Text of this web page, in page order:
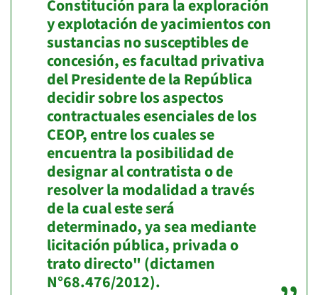
Constitución para la exploración
y explotación de yacimientos con
sustancias no susceptibles de
concesión, es facultad privativa
del Presidente de la República
decidir sobre los aspectos
contractuales esenciales de los
CEOP, entre los cuales se
encuentra la posibilidad de
designar al contratista o de
resolver la modalidad a través
de la cual este será
determinado, ya sea mediante
licitación pública, privada o
trato directo" (dictamen
N°68.476/2012).